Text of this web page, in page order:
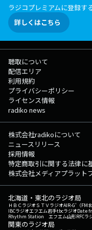
ラジコプレミアムに登録す
詳しくはこちら
聴取について
配信エリア
利用規約
プライバシーポリシー
ライセンス情報
radiko news
株式会社radikoについて
ニュースリリース
採用情報
特定商取引に関する法律に
株式会社メディアプラット
北海道・東北のラジオ局
ＨＢＣラジオＳＴＶラジオAIR-G'（FM北
IBCラジオエフエム岩手tbcラジオDate
Rhythm Station エフエム山形RFCラ
関東のラジオ局